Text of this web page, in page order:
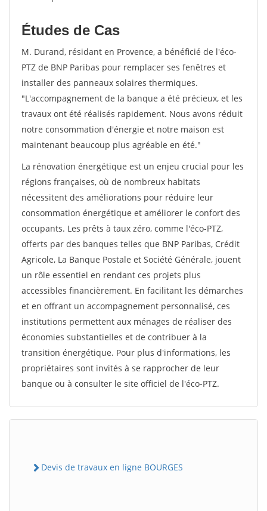
Études de Cas
M. Durand, résidant en Provence, a bénéficié de l'éco-
PTZ de BNP Paribas pour remplacer ses fenêtres et
installer des panneaux solaires thermiques.
"L'accompagnement de la banque a été précieux, et les
travaux ont été réalisés rapidement. Nous avons réduit
notre consommation d'énergie et notre maison est
maintenant beaucoup plus agréable en été."
La rénovation énergétique est un enjeu crucial pour les
régions françaises, où de nombreux habitats
nécessitent des améliorations pour réduire leur
consommation énergétique et améliorer le confort des
occupants. Les prêts à taux zéro, comme l'éco-PTZ,
offerts par des banques telles que BNP Paribas, Crédit
Agricole, La Banque Postale et Société Générale, jouent
un rôle essentiel en rendant ces projets plus
accessibles financièrement. En facilitant les démarches
et en offrant un accompagnement personnalisé, ces
institutions permettent aux ménages de réaliser des
économies substantielles et de contribuer à la
transition énergétique. Pour plus d'informations, les
propriétaires sont invités à se rapprocher de leur
banque ou à consulter le site officiel de l'éco-PTZ.
Devis de travaux en ligne BOURGES